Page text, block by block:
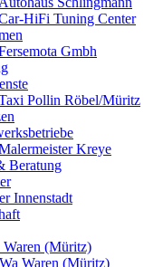
HiFi Tuning Center
Gmbh
Pollin Röbel/Müritz
Kreye
Beratung
Innenstadt
(Müritz)
Waren (Müritz)